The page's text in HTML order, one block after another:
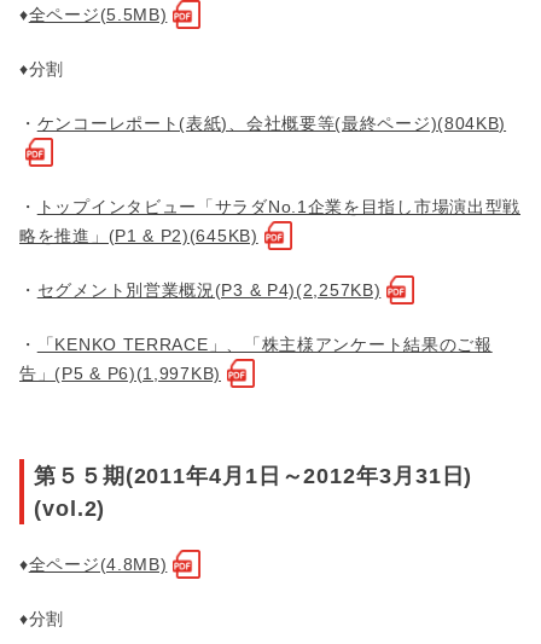
♦全ページ(5.5MB)
♦分割
・ ケンコーレポート(表紙)、会社概要等(最終ページ)(804KB)
・
トップインタビュー「サラダNo.1企業を目指し市場演出型戦
略を推進」(P1 & P2)(645KB)
・ セグメント別営業概況(P3 & P4)(2,257KB)
・
「KENKO TERRACE」、「株主様アンケート結果のご報
告」(P5 & P6)(1,997KB)
第５５期(2011年4月1日～2012年3月31日)
(vol.2)
♦全ページ(4.8MB)
♦分割